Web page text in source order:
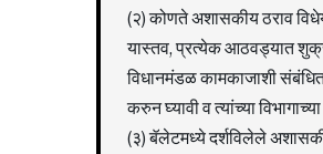
(२) कोणते अशासकीय ठराव
यास्तव, प्रत्येक आठवड्यात
विधानमंडळ कामकाजाशी
करुन घ्यावी व त्यांच्या
(३) बॅलेटमध्ये दर्शविलेले